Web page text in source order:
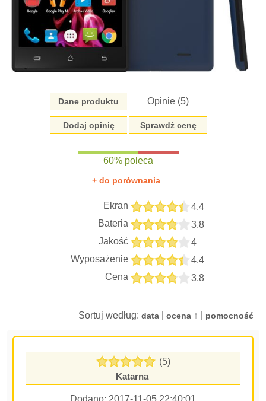
Dane produktu Opinie (5)
Dodaj opinię Sprawdź cenę
60% poleca
+ do porównania
Ekran
4.4
Bateria
3.8
Jakość
4
Wyposażenie
4.4
Cena
3.8
Sortuj według: data| ocena↑ | pomocność
(5)
Katarna
Dodano: 2017-11-05 22:40:01